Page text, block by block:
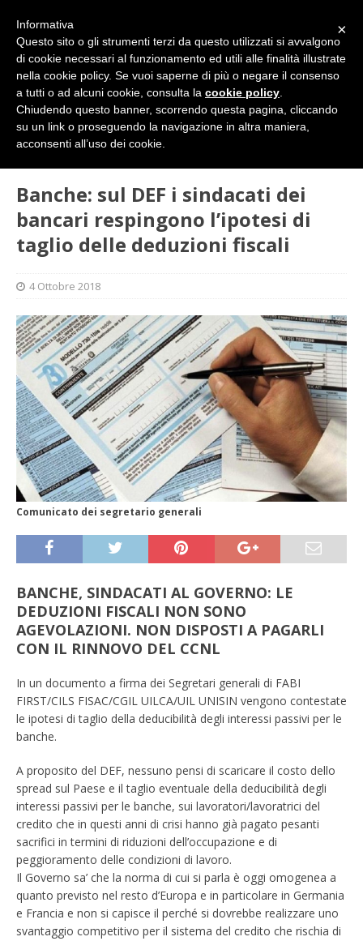
SINDACATO
Banche: sul DEF i sindacati dei
bancari respingono l’ipotesi di taglio delle deduzioni fiscali
Banche: sul DEF i sindacati dei
bancari respingono l’ipotesi di
taglio delle deduzioni fiscali
4 Ottobre 2018
Comunicato dei segretario generali
BANCHE, SINDACATI AL GOVERNO: LE
DEDUZIONI FISCALI NON SONO
AGEVOLAZIONI. NON DISPOSTI A PAGARLI
CON IL RINNOVO DEL CCNL
In un documento a firma dei Segretari generali di FABI
FIRST/CILS FISAC/CGIL UILCA/UIL UNISIN vengono contestate
le ipotesi di taglio della deducibilità degli interessi passivi per le
banche.
A proposito del DEF, nessuno pensi di scaricare il costo dello
spread sul Paese e il taglio eventuale della deducibilità degli
interessi passivi per le banche, sui lavoratori/lavoratrici del
credito che in questi anni di crisi hanno già pagato pesanti
sacrifici in termini di riduzioni dell’occupazione e di
peggioramento delle condizioni di lavoro.
Il Governo sa’ che la norma di cui si parla è oggi omogenea a
quanto previsto nel resto d’Europa e in particolare in Germania
e Francia e non si capisce il perché si dovrebbe realizzare uno
svantaggio competitivo per il sistema del credito che rischia di
×
Informativa
Questo sito o gli strumenti terzi da questo utilizzati si avvalgono
di cookie necessari al funzionamento ed utili alle finalità illustrate
nella cookie policy. Se vuoi saperne di più o negare il consenso
a tutti o ad alcuni cookie, consulta la cookie policy
Chiudendo questo banner, scorrendo questa pagina, cliccando
su un link o proseguendo la navigazione in altra maniera,
acconsenti all’uso dei cookie.